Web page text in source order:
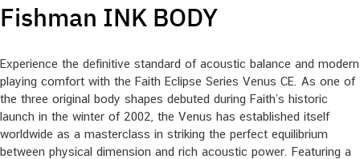
Fishman INK BODY
Experience the definitive standard of acoustic balance and modern
playing comfort with the Faith Eclipse Series Venus CE. As one of
the three original body shapes debuted during Faith’s historic
launch in the winter of 2002, the Venus has established itself
worldwide as a masterclass in striking the perfect equilibrium
between physical dimension and rich acoustic power. Featuring a